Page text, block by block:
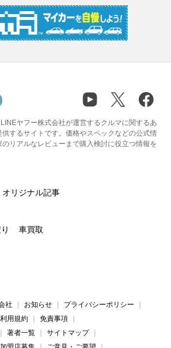
ヤフー株式会社が運営するクルマに関するあ
するサイトです。価格やスペックなどの公式情
リアルなレビューまで購入検討に役立つ情報を
オリジナル記事
車買取
社 お知らせ
プライバシーポリシー
利用規約
免責事項
著者一覧
サイトマップ